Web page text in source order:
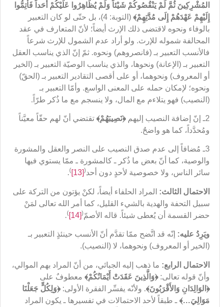
المُشْرِكِينَ ثُمَّ لَمْ يَنْقُصُوكُمْ شَيْئاً وَلَمْ يُظَاهِرُوا عَلَيْكُمْ أَحَداً فَأَتِمُّوا
إِلَيْهِمْ عَهْدَهُمْ إِلَى مُدَّتِهِمْ﴾
(التوبة: 4)، بل حتّى لو كان التعبير
بالوفاء ونحوه لاقتضى ذلك الإرث أيضاً؛ لأنّ المتعارف في عقد
المحالفة شموله للإرث. ولو أراد عدم الشمول للإرث شرعاً
فالأنسب التعبير بـ (فانصروهم) ونحوه. ثمّ إنّ الذي يناسب العقل
التعبير بـ (الإعانة) ونحوها، والذي يناسب الوصيّة التعبير بـ (الخير
أو المعروف) ونحوهما، أو على أقصى التقادير التعبير بـ (الحقّ)
ونحوه؛ لإمكان حمله على المعنى الواسع. وأمّا التعبير بـ
(النصيب) فهو يتلاءم مع المال، ولا ينسجم مع ما ذُكر طرّاً.
2ـ إنّ إضافة النصيب إليهم ﴿نَصِيبَهُمْ﴾ تقتضي أنّ لهم حقّاً معيَّناً
ومُحدَّداً، كما هو واضحٌ.
3ـ مُضافاً إلى عدم صدق النصيب على النصر والعقل والمشورة
والوصية، كما أنّ بعض ما ذُكر ـ كالمشورة ـ ممّا يستوي فيها
سائر الناس، ولا خصوصية لأحدٍ دون أحد(
[13]
)
.
الاحتمال الثالث: المراد الحلفاء أيضاً، لكنْ يؤتون من التركة على
سبيل التحفة والهدية بالشيء القليل، كما أمر الله تعالى لمَنْ
حضر القسمة أن يُعطى شيئاً. قاله الأصمّ(
[14]
)
.
ويَرِدُ عليه: إنّه قد اتَّضح ممّا تقدَّم أنّ الأنسب حينئذٍ التعبير بـ
(الخير أو المعروف) ونحوهما، لا (النصيب).
الاحتمال الرابع: ما ذهب إليه الجبائي، من أنّ المراد بهم الموالي،
وأنّ قوله تعالى:﴿وَالَّذِينَ عَقَدَتْ أَيْمَانُكُمْ﴾ معطوفٌ على
﴿ الوَالِدَانِ وَالأَقْرَبُونَ﴾. ولأنّه يفسِّر الفقرة الأولى:﴿وَلِكُلٍّ جَعَلْنَا
مَوَالِيَ…﴾ ـ طبقاً لأحد الاحتمالات في تفسيرها ـ يكون المراد